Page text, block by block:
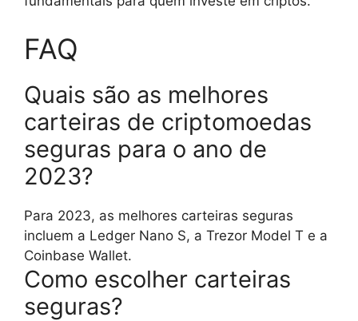
FAQ
Quais são as melhores
carteiras de criptomoedas
seguras para o ano de
2023?
Para 2023, as melhores carteiras seguras
incluem a Ledger Nano S, a Trezor Model T e a
Coinbase Wallet.
Como escolher carteiras
seguras?